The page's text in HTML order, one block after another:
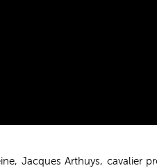
Jacques Arthuys, cavalier